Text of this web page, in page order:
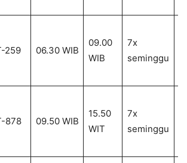
259 06.30 WIB
09.00
WIB
7x
seminggu
878 09.50 WIB
15.50
WIT
7x
seminggu